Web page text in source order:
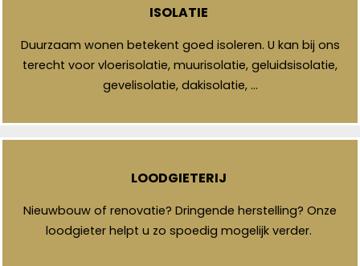
ISOLATIE
Duurzaam wonen betekent goed isoleren. U kan bij ons
terecht voor vloerisolatie, muurisolatie, geluidsisolatie,
gevelisolatie, dakisolatie, …
LOODGIETERIJ
Nieuwbouw of renovatie? Dringende herstelling? Onze
loodgieter helpt u zo spoedig mogelijk verder.